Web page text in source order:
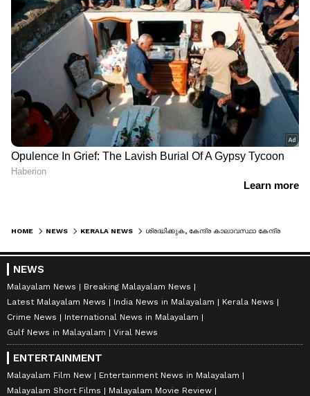
HOME NEWS KERALA NEWS ശ്രദ്ധിക്കുക, കേന്ദ്ര കാലാവസ്ഥാ കേന്ദ്രത്തിന്റെ പുതിയ അറിയിപ്പ്, കനത്ത മഴ തുടരുക രണ്ട് ദിവസം കൂടി, വടക്കൻ കേരളത്തിൽ 'ഓഫ്ഷോർ ഡ്രോപ്പ് വാൾ' പ്രതിഭാസം
NEWS
Malayalam News
Breaking Malayalam News
Latest Malayalam News
India News in Malayalam
Kerala News
Crime News
International News in Malayalam
Gulf News in Malayalam
Viral News
ENTERTAINMENT
Malayalam Film New
Entertainment News in Malayalam
Malayalam Short Films
Malayalam Movie Review